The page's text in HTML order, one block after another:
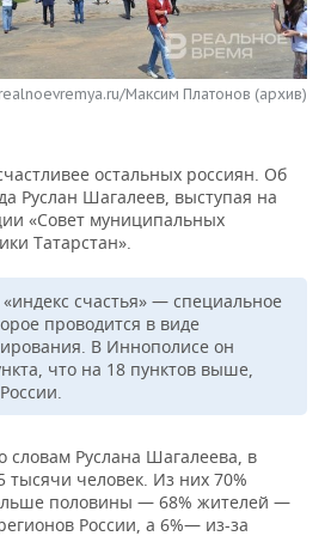
Максим Платонов (архив)
остальных россиян. Об
Руслан Шагалеев, выступая на
«Совет муниципальных
Татарстан».
счастья» — специальное
проводится в виде
В Иннополисе он
что на 18 пунктов выше,
Руслана Шагалеева, в
тысячи человек. Из них 70%
половины — 68% жителей —
России, а 6%— из-за